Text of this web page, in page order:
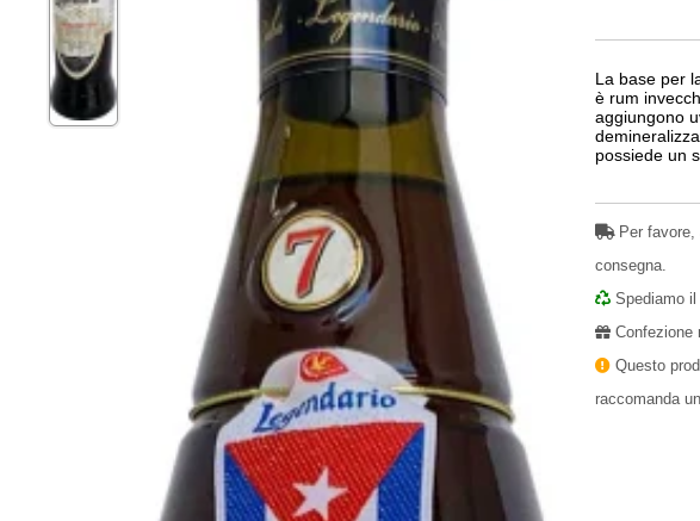
La base per
è rum
aggiungono
possiede un
Per favore,
consegna.
Spediamo il
Confezione
Questo
raccomanda